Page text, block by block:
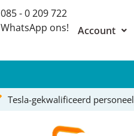
085 - 0 209 722
WhatsApp ons!
Account
Tesla-gekwalificeerd personeel